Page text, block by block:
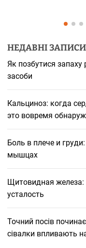
НЕДАВНІ ЗАПИСИ
Як позбутися запаху
засоби
Кальциноз: когда
это вовремя
Боль в плече и
мышцах
Щитовидная железа:
усталость
Точний посів
сівалки впливають